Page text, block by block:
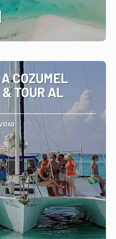
COZUMEL
TOUR AL